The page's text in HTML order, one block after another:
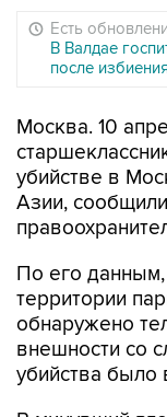
Есть
В Валдае
после
Москва. 10
убийстве в
Азии,
По его
территории
обнаружено
внешности со
убийства было